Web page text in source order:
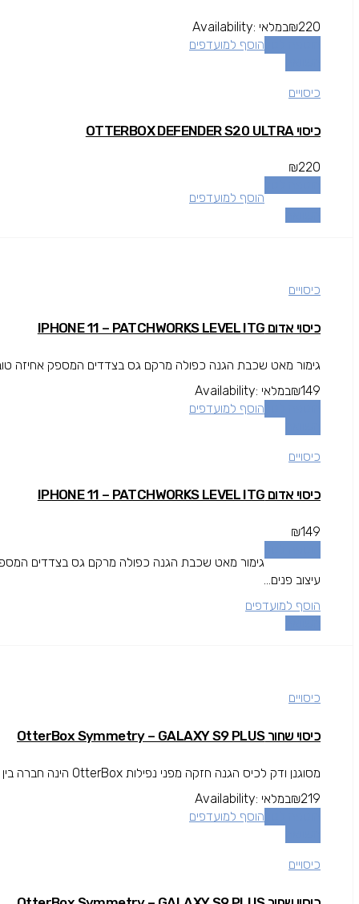
₪220
Availability: במלאי
הוסף למועדפים
כיסויים
כיסוי OTTERBOX DEFENDER S20 ULTRA
₪220
הוסף למועדפים
כיסויים
כיסוי אדום IPHONE 11 – PATCHWORKS LEVEL ITG
גימור מאט שכבת הגנה כפולה מרקם גס בצדדים המספק אחיזה
₪149
Availability: במלאי
הוסף למועדפים
כיסויים
כיסוי אדום IPHONE 11 – PATCHWORKS LEVEL ITG
₪149
גימור מאט שכבת הגנה כפולה מרקם גס בצדדים
עיצוב פנים...
הוסף למועדפים
כיסויים
כיסוי שחור OtterBox Symmetry – GALAXY S9 PLUS
מסוגנן ודק לכיס הגנה חזקה מפני נפילות OtterBox הינה חברה בין המובילות בתחום המגן עולה מעל גובה המסך להגנה מרבית.
₪219
Availability: במלאי
הוסף למועדפים
כיסויים